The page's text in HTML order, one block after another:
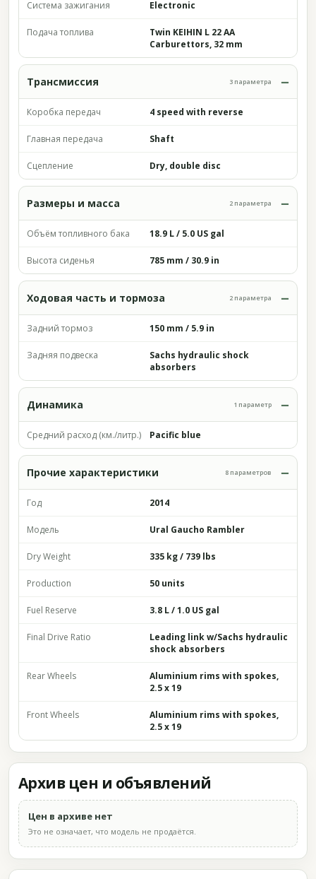
Система зажигания Electronic
Подача топлива
Twin KEIHIN L 22 AA
Carburettors, 32 mm
Трансмиссия 3 параметра
Коробка передач 4 speed with reverse
Главная передача Shaft
Сцепление Dry, double disc
Размеры и масса 2 параметра
Объём топливного бака 18.9 L / 5.0 US gal
Высота сиденья 785 mm / 30.9 in
Ходовая часть и тормоза 2 параметра
Задний тормоз 150 mm / 5.9 in
Задняя подвеска
Sachs hydraulic shock
absorbers
Динамика 1 параметр
Средний расход (км./литр.) Pacific blue
Прочие характеристики 8 параметров
Год 2014
Модель Ural Gaucho Rambler
Dry Weight 335 kg / 739 lbs
Production 50 units
Fuel Reserve 3.8 L / 1.0 US gal
Final Drive Ratio
Leading link w/Sachs hydraulic
shock absorbers
Rear Wheels
Aluminium rims with spokes,
2.5 x 19
Front Wheels
Aluminium rims with spokes,
2.5 x 19
Архив цен и объявлений
Цен в архиве нет
Это не означает, что модель не продаётся.